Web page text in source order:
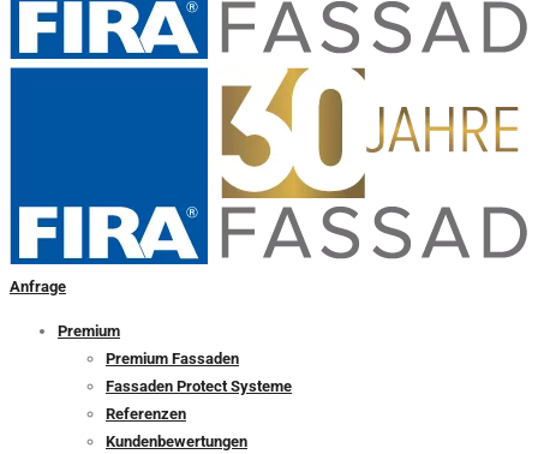
Anfrage
Premium
Premium Fassaden
Fassaden Protect Systeme
Referenzen
Kundenbewertungen